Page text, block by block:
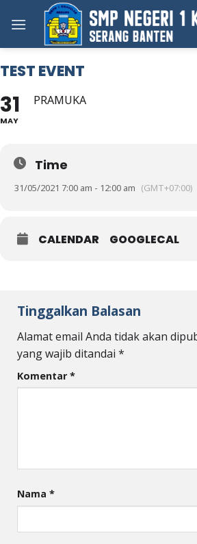
TEST EVENT
31
MAY
PRAMUKA
Time
31/05/2021 7:00 am - 12:00 am (GMT+07:00)
CALENDAR GOOGLECAL
Tinggalkan Balasan
Alamat email Anda tidak akan
yang wajib ditandai *
Komentar *
Nama *